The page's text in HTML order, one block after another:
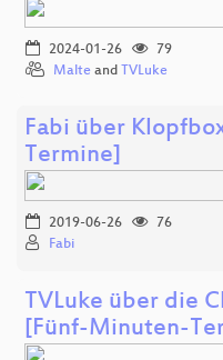
2024-01-26
79
Malte and TVLuke
Fabi über
Termine]
2019-06-26
76
Fabi
TVLuke über die
[Fünf-Minuten-